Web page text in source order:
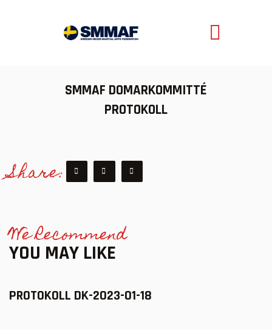
SMMAF DOMARKOMMITTÉ
PROTOKOLL
SMMAF
FÖRBUNDET
Share:
We Recommend
YOU MAY LIKE
PROTOKOLL DK-2023-01-18